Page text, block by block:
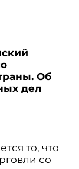
Об
дел
то, что
со